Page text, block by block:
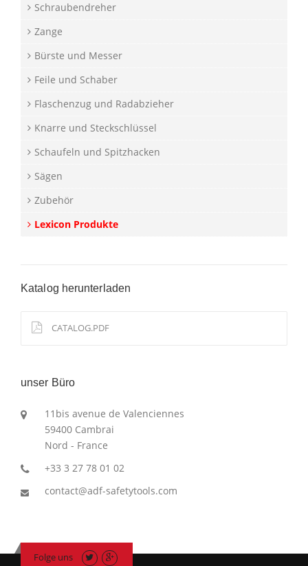
Schraubendreher
Zange
Bürste und Messer
Feile und Schaber
Flaschenzug und Radabzieher
Knarre und Steckschlüssel
Schaufeln und Spitzhacken
Sägen
Zubehör
Lexicon Produkte
Katalog herunterladen
CATALOG.PDF
unser Büro
11bis avenue de Valenciennes
59400 Cambrai
Nord - France
+33 3 27 78 01 02
contact@adf-safetytools.com
Folge uns